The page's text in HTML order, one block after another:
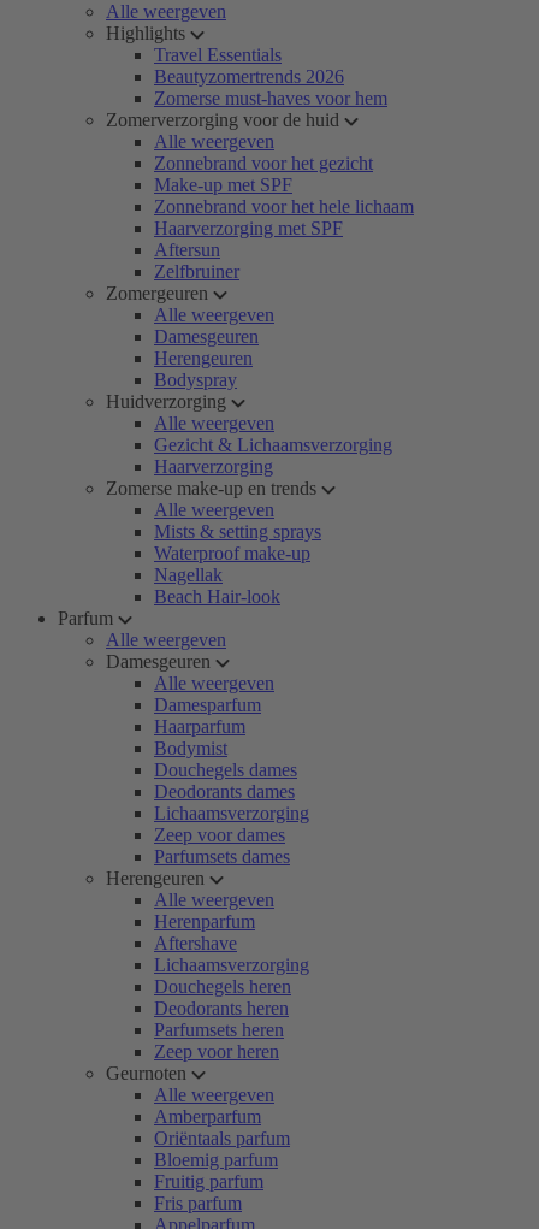
Alle weergeven
Highlights
Travel Essentials
Beautyzomertrends 2026
Zomerse must-haves voor hem
Zomerverzorging voor de huid
Alle weergeven
Zonnebrand voor het gezicht
Make-up met SPF
Zonnebrand voor het hele lichaam
Haarverzorging met SPF
Aftersun
Zelfbruiner
Zomergeuren
Alle weergeven
Damesgeuren
Herengeuren
Bodyspray
Huidverzorging
Alle weergeven
Gezicht & Lichaamsverzorging
Haarverzorging
Zomerse make-up en trends
Alle weergeven
Mists & setting sprays
Waterproof make-up
Nagellak
Beach Hair-look
Parfum
Alle weergeven
Damesgeuren
Alle weergeven
Damesparfum
Haarparfum
Bodymist
Douchegels dames
Deodorants dames
Lichaamsverzorging
Zeep voor dames
Parfumsets dames
Herengeuren
Alle weergeven
Herenparfum
Aftershave
Lichaamsverzorging
Douchegels heren
Deodorants heren
Parfumsets heren
Zeep voor heren
Geurnoten
Alle weergeven
Amberparfum
Oriëntaals parfum
Bloemig parfum
Fruitig parfum
Fris parfum
Appelparfum